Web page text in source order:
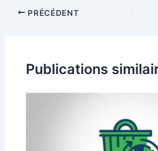
PRÉCÉDENT
Publications